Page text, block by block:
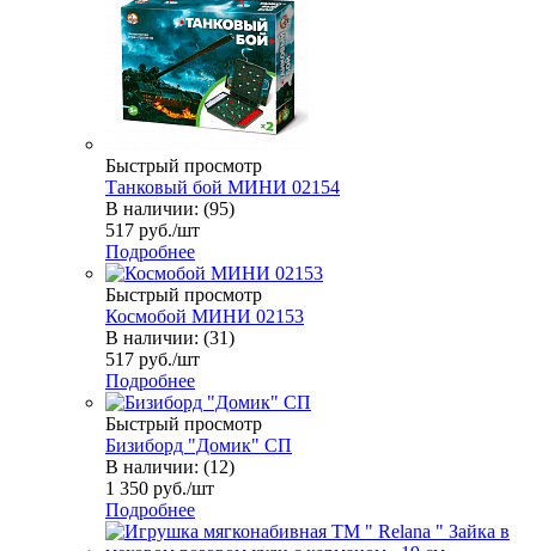
Быстрый просмотр
Танковый бой МИНИ 02154
В наличии: (95)
517 руб./шт
Подробнее
Быстрый просмотр
Космобой МИНИ 02153
В наличии: (31)
517 руб./шт
Подробнее
Быстрый просмотр
Бизиборд "Домик" СП
В наличии: (12)
1 350 руб./шт
Подробнее